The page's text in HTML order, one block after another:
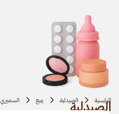
الرئيسية الصيدلية ينبع السميري
الصيدلية